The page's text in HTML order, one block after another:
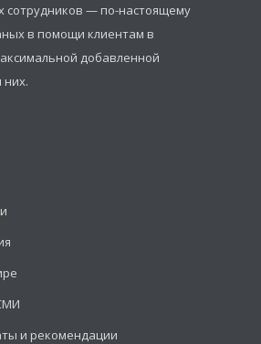
сотрудников — по-настоящему
в помощи клиентам в
добавленной
них.
и рекомендации